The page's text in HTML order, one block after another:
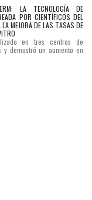
LA TECNOLOGÍA DE
POR CIENTÍFICOS DEL
MEJORA DE LAS TASAS DE
en tres centros de
demostró un aumento en